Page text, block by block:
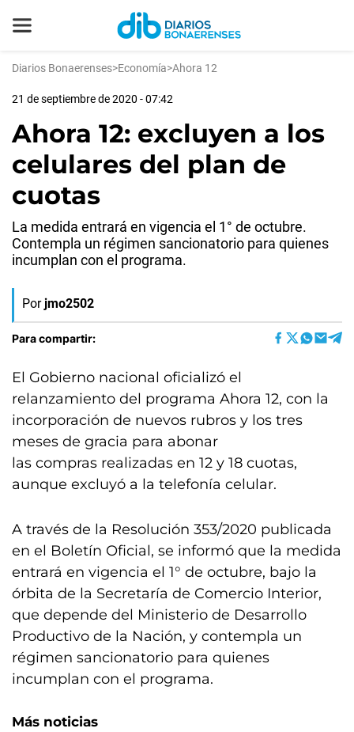
Diarios Bonaerenses>Economía>Ahora 12
21 de septiembre de 2020 - 07:42
Ahora 12: excluyen a los
celulares del plan de
cuotas
La medida entrará en vigencia el 1° de octubre.
Contempla un régimen sancionatorio para quienes
incumplan con el programa.
Por jmo2502
Para compartir:
El Gobierno nacional oficializó el
relanzamiento del programa Ahora 12, con la
incorporación de nuevos rubros y los tres
meses de gracia para abonar
las compras realizadas en 12 y 18 cuotas,
aunque excluyó a la telefonía celular.
A través de la Resolución 353/2020 publicada
en el Boletín Oficial, se informó que la medida
entrará en vigencia el 1° de octubre, bajo la
órbita de la Secretaría de Comercio Interior,
que depende del Ministerio de Desarrollo
Productivo de la Nación, y contempla un
régimen sancionatorio para quienes
incumplan con el programa.
Más noticias